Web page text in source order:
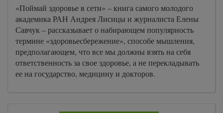
«Поймай здоровье в сети» – книга самого молодого
академика РАН Андрея Лисицы и журналиста Елены
Савчук – рассказывает о набирающем популярность
термине «здоровьесбережение», способе мышления,
предполагающем, что все мы должны взять на себя
ответственность за свое здоровье, а не перекладывать
ее на государство, медицину и докторов.